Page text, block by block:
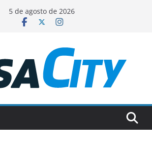
5 de agosto de 2026